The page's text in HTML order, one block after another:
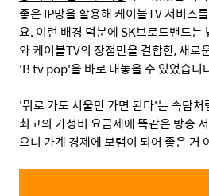
좋은 IP망을 활용해 케이블TV서비스
요. 이런 배경 덕분에 SK브로드밴드는
와 케이블TV의 장점만을 결합한,새로
'B tv pop'을 바로 내놓을 수 있었습니
'뭐로 가도 서울만 가면 된다'는 속담처
최고의 가성비 요금제에 똑같은 방송
으니 가계 경제에 보탬이 되어 좋은 거